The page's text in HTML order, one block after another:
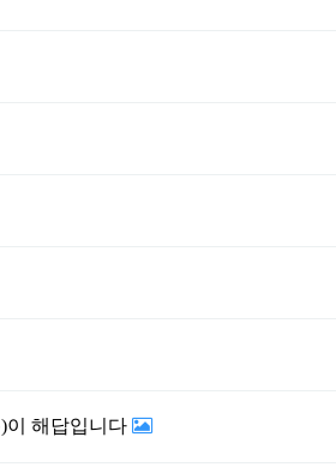
이 해답입니다